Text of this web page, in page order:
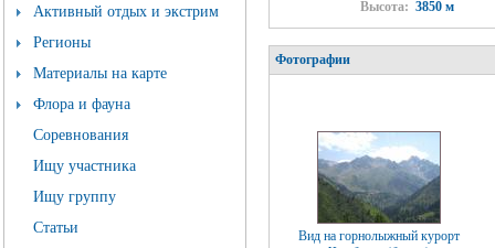
Активный отдых и экстрим
Регионы
Материалы на карте
Флора и фауна
Соревнования
Ищу участника
Ищу группу
Статьи
Высота: 3850 м
Фотографии
Вид на горнолыжный курорт